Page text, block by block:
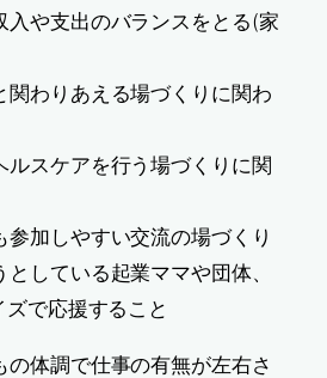
入や支出のバランスをとる(家
関わりあえる場づくりに関わ
ルスケアを行う場づくりに関
参加しやすい交流の場づくり
としている起業ママや団体、
で応援すること
の体調で仕事の有無が左右さ